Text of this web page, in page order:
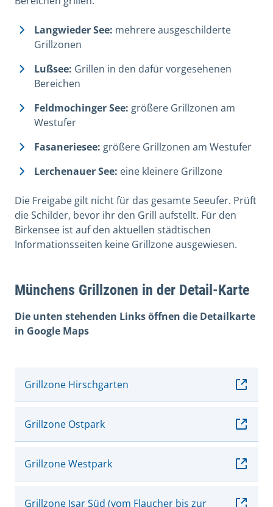
Langwieder See: mehrere ausgeschilderte
Grillzonen
Lußsee: Grillen in den dafür vorgesehenen
Bereichen
Feldmochinger See: größere Grillzonen am
Westufer
Fasaneriesee: größere Grillzonen am Westufer
Lerchenauer See: eine kleinere Grillzone
Die Freigabe gilt nicht für das gesamte Seeufer. Prüft
die Schilder, bevor ihr den Grill aufstellt. Für den
Birkensee ist auf den aktuellen städtischen
Informationsseiten keine Grillzone ausgewiesen.
Münchens Grillzonen in der Detail-Karte
Die unten stehenden Links öffnen die Detailkarte
in Google Maps
Grillzone Hirschgarten
Grillzone Ostpark
Grillzone Westpark
Grillzone Isar Süd (vom Flaucher bis zur